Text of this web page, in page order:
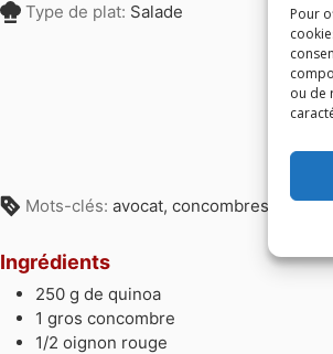
Pour
ou de
Type de plat: Salade
Mots-clés: avocat, concombres,
Ingrédients
250 g de quinoa
1 gros concombre
1/2 oignon rouge